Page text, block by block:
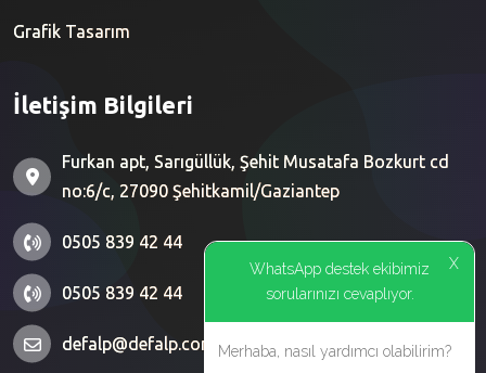
X
WhatsApp destek ekibimiz
sorularınızı cevaplıyor.
Merhaba, nasıl yardımcı olabilirim?
Grafik Tasarım
İletişim Bilgileri
Furkan apt, Sarıgüllük, Şehit Musatafa Bozkurt cd
no:6/c, 27090 Şehitkamil/Gaziantep
0505 839 42 44
0505 839 42 44
defalp@defalp.com